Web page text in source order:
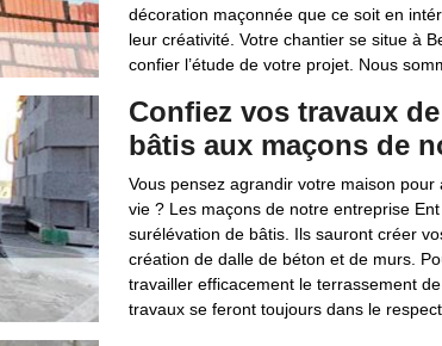
décoration maçonnée que ce soit en
leur créativité. Votre chantier se situe à
confier l’étude de votre projet. Nous
Confiez vos travaux
bâtis aux maçons de
Vous pensez agrandir votre maison
vie ? Les maçons de notre entreprise
surélévation de bâtis. Ils sauront créer
création de dalle de béton et de murs.
travailler efficacement le terrassement
travaux se feront toujours dans le